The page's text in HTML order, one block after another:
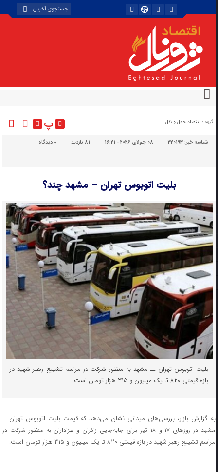
گروه : اقتصاد حمل و نقل پ
شناسه خبر:320193 08 جولای 2026 - 16:21 81 بازدید دیدگاه
بلیت اتوبوس تهران – مشهد چند؟
بلیت اتوبوس تهران ــ مشهد به منظور شرکت در مراسم تشییع رهبر شهید در
بازه قیمتی ۸۲۰ تا یک میلیون و ۳۱۵ هزار تومان است.
به گزارش بازار، بررسی‌های میدانی نشان می‌دهد که قیمت بلیت اتوبوس تهران –
مشهد در روزهای ۱۷ و ۱۸ تیر برای جابه‌جایی زائران و عزاداران به منظور شرکت در
مراسم تشییع رهبر شهید در بازه قیمتی ۸۲۰ تا یک میلیون و ۳۱۵ هزار تومان است.